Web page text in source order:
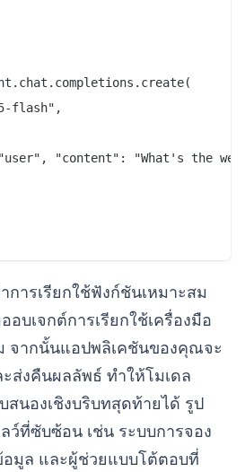
flash",
"content": "What's the
การเรียกใช้ฟังก์ชันเหมาะสม
อบเจกต์การเรียกใช้เครื่องมือ
จากนั้นแอปพลิเคชันของคุณจะ
ส่งคืนผลลัพธ์ ทำให้โมเดล
สนองเชิงบริบทสุดท้ายได้ รูป
ว์ที่ซับซ้อน เช่น ระบบการจอง
มูล และผู้ช่วยแบบโต้ตอบที่